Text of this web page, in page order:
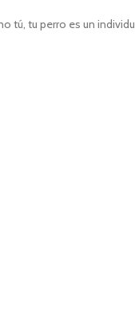
tú, tu perro es un